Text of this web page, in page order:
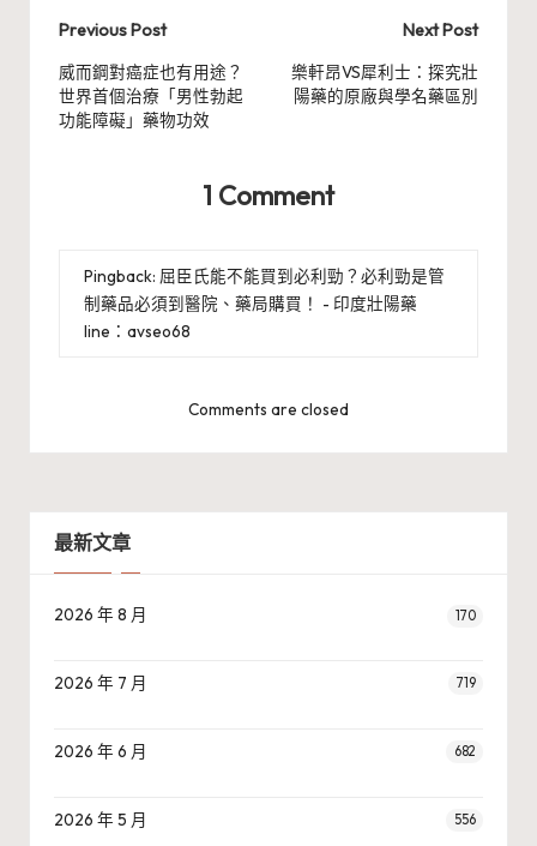
Post
navigation
Previous Post
威而鋼對癌症也有用途？
世界首個治療「男性勃起
功能障礙」藥物功效
Next Post
樂軒昂VS犀利士：探究壯
陽藥的原廠與學名藥區別
1 Comment
Pingback: 屈臣氏能不能買到必利勁？必利勁是管
制藥品必須到醫院、藥局購買！ - 印度壯陽藥
line：avseo68
Comments are closed
最新文章
2026 年 8 月 170
2026 年 7 月 719
2026 年 6 月 682
2026 年 5 月 556